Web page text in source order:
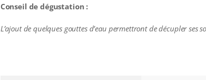
Conseil de dégustation :
L’ajout de quelques gouttes d’eau permettront de décupler ses